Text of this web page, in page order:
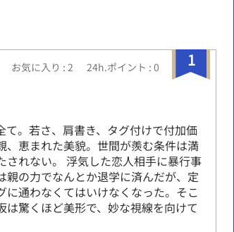
1
お気に入り : 2 24h.ポイント : 0
て。若さ、肩書き、タグ付けで付加価
、恵まれた美貌。世間が羨む条件は満
されない。 浮気した恋人相手に暴行事
親の力でなんとか退学に済んだが、定
に通わなくてはいけなくなった。そこ
は驚くほど美形で、妙な視線を向けて